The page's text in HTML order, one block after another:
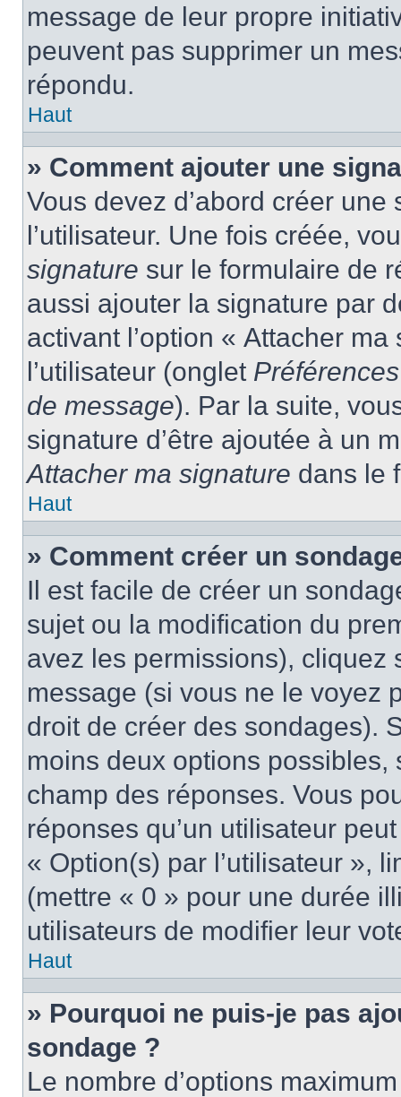
message de leur propre
peuvent pas supprimer un
répondu.
Haut
» Comment ajouter une
Vous devez d’abord créer
l’utilisateur. Une fois créée,
signature sur le formulaire de
aussi ajouter la signature par
activant l’option « Attacher
l’utilisateur (onglet
de message). Par la suite,
signature d’être ajoutée à un
Attacher ma signature dans le
Haut
» Comment créer un
Il est facile de créer un
sujet ou la modification du
avez les permissions), cliquez
message (si vous ne le voyez
droit de créer des sondages).
moins deux options
champ des réponses. Vous
réponses qu’un utilisateur
« Option(s) par l’utilisateur »,
(mettre « 0 » pour une durée
utilisateurs de modifier leur
Haut
» Pourquoi ne puis-je pas
sondage ?
Le nombre d’options